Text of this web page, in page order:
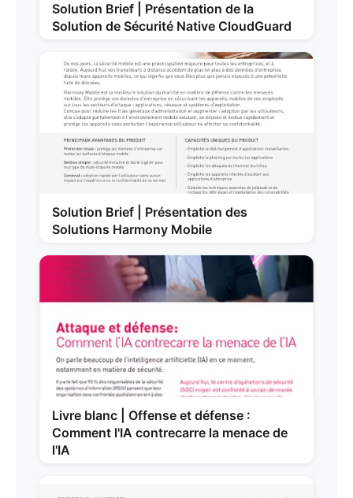
Solution Brief | Présentation de la
Solution de Sécurité Native CloudGuard
Solution Brief | Présentation des
Solutions Harmony Mobile
Livre blanc | Offense et défense :
Comment l'IA contrecarre la menace de
l'IA